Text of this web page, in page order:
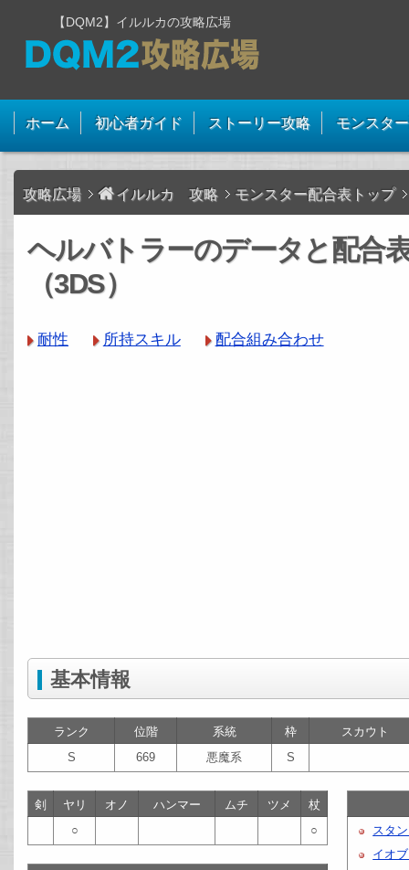
【DQM2】イルルカの攻略広場
ホーム 初心者ガイド ストーリー攻略 モンスタ
攻略広場 イルルカ 攻略 モンスター配合表トップ
ヘルバトラーのデータと配合
（3DS）
耐性 所持スキル 配合組み合わせ
基本情報
ランク 位階 系統 枠
スカウト
S
669 悪魔系 S
剣 ヤリ オノ ハンマー ムチ ツメ
杖
○
○
スタ
イオ